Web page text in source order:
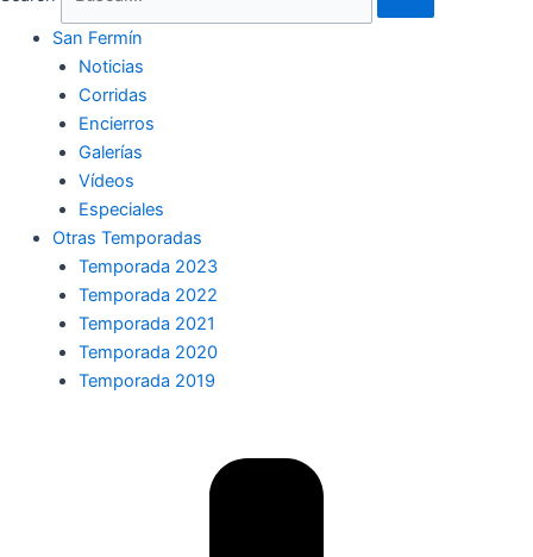
San Fermín
Noticias
Corridas
Encierros
Galerías
Vídeos
Especiales
Otras Temporadas
Temporada 2023
Temporada 2022
Temporada 2021
Temporada 2020
Temporada 2019